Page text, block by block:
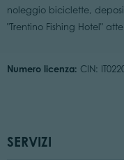
noleggio biciclette,
"Trentino Fishing Hotel"
Numero licenza: CIN:
SERVIZI